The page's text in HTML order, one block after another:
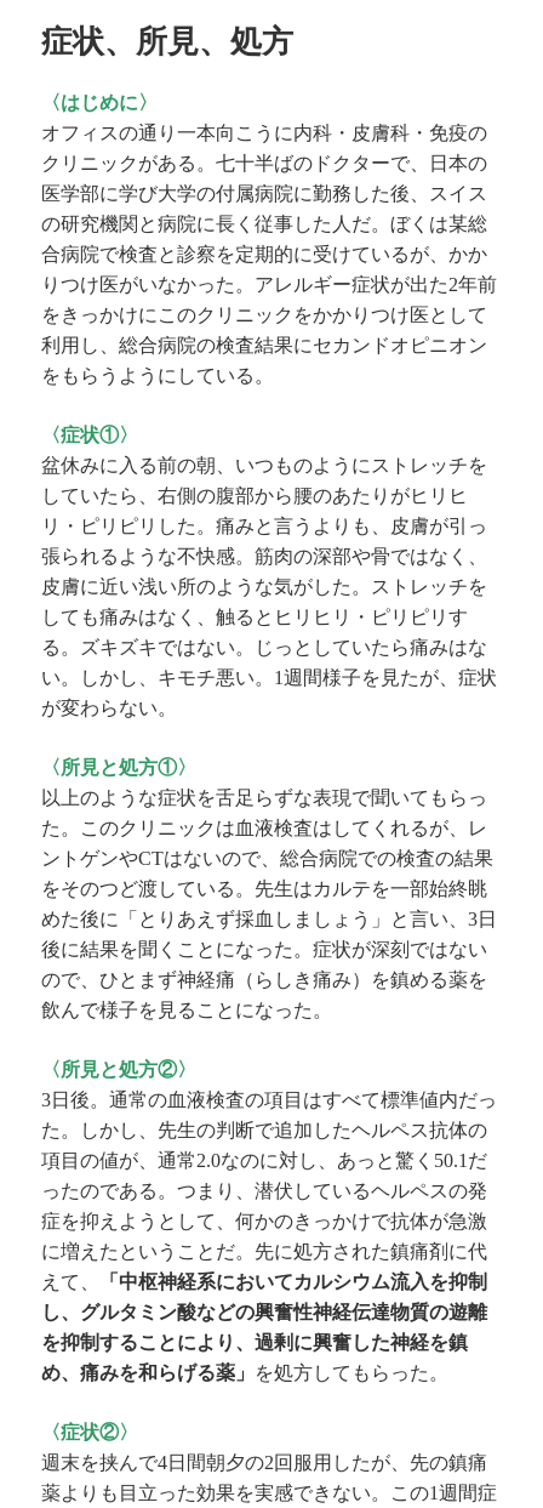
症状、所見、処方
〈はじめに〉
オフィスの通り一本向こうに内科・皮膚科・免疫の
クリニックがある。七十半ばのドクターで、日本の
医学部に学び大学の付属病院に勤務した後、スイス
の研究機関と病院に長く従事した人だ。ぼくは某総
合病院で検査と診察を定期的に受けているが、かか
りつけ医がいなかった。アレルギー症状が出た2年前
をきっかけにこのクリニックをかかりつけ医として
利用し、総合病院の検査結果にセカンドオピニオン
をもらうようにしている。
〈症状①〉
盆休みに入る前の朝、いつものようにストレッチを
していたら、右側の腹部から腰のあたりがヒリヒ
リ・ピリピリした。痛みと言うよりも、皮膚が引っ
張られるような不快感。筋肉の深部や骨ではなく、
皮膚に近い浅い所のような気がした。ストレッチを
しても痛みはなく、触るとヒリヒリ・ピリピリす
る。ズキズキではない。じっとしていたら痛みはな
い。しかし、キモチ悪い。
1週間様子を見たが、症状
が変わらない。
〈所見と処方①〉
以上のような症状を舌足らずな表現で聞いてもらっ
た。このクリニックは血液検査はしてくれるが、レ
ントゲンやCTはないので、総合病院での検査の結果
をそのつど渡している。先生はカルテを一部始終眺
めた後に「とりあえず採血しましょう」と言い、3日
後に結果を聞くことになった。症状が深刻ではない
ので、ひとまず神経痛（らしき痛み）を鎮める薬を
飲んで様子を見ることになった。
〈所見と処方②〉
3日後。通常の血液検査の項目はすべて標準値内だっ
た。しかし、先生の判断で追加したヘルペス抗体の
項目の値が、通常2.0なのに対し、あっと驚く 50.1 だ
ったのである。つまり、潜伏しているヘルペスの発
症を抑えようとして、何かのきっかけで抗体が急激
に増えたということだ。先に処方された鎮痛剤に代
えて、
「中枢神経系においてカルシウム流入を抑制
し、グルタミン酸などの興奮性神経伝達物質の遊離
を抑制することにより、過剰に興奮した神経を鎮
め、痛みを和らげる薬」 を処方してもらった。
〈症状②〉
週末を挟んで4日間朝夕の2回服用したが、先の鎮痛
薬よりも目立った効果を実感できない。この1週間症